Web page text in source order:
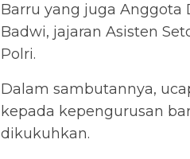
Barru yang juga Anggota
Badwi, jajaran Asisten
Polri.
Dalam sambutannya,
kepada kepengurusan
dikukuhkan.